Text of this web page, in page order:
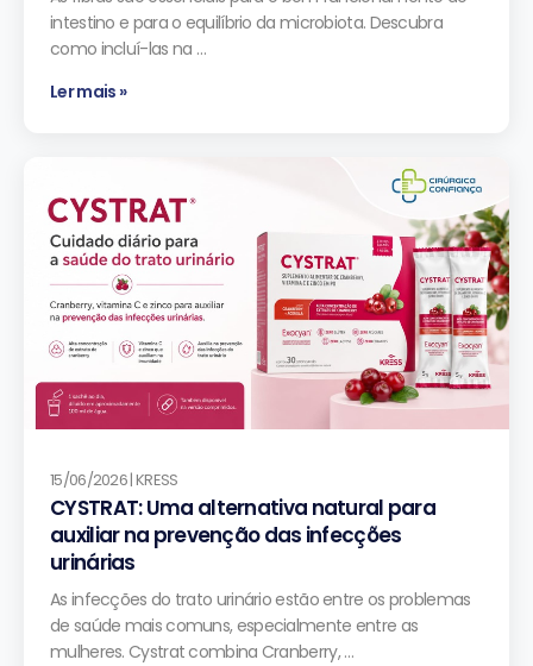
intestino e para o equilíbrio da microbiota. Descubra
como incluí-las na …
Ler mais »
15/06/2026 | KRESS
CYSTRAT: Uma alternativa natural para
auxiliar na prevenção das infecções
urinárias
As infecções do trato urinário estão entre os problemas
de saúde mais comuns, especialmente entre as
mulheres. Cystrat combina Cranberry, …